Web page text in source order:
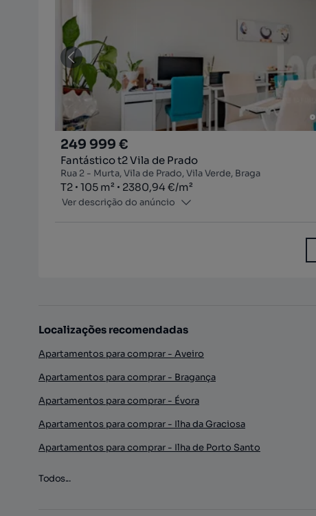
249 999 €
Fantástico t2 Vila de Prado
Rua 2 - Murta, Vila de Prado, Vila Verde, Braga
Tipologia
T2
Zona105 m²
Preço por metro quadrado
2380,94 €/m²
Ver descrição do anúncio
Localizações recomendadas
Apartamentos para comprar - Aveiro
Apartamentos para comprar - Bragança
Apartamentos para comprar - Évora
Apartamentos para comprar - Ilha da Graciosa
Apartamentos para comprar - Ilha de Porto Santo
Todos...